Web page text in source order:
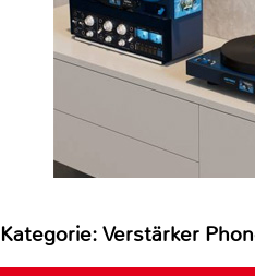
Kategorie: Verstärker